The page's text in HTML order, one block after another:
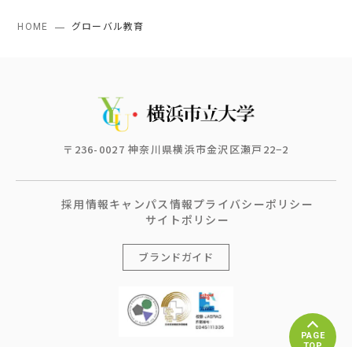
HOME グローバル教育
〒236-0027 神奈川県横浜市金沢区瀬戸22−2
採用情報キャンパス情報プライバシーポリシー
サイトポリシー
ブランドガイド
PAGE